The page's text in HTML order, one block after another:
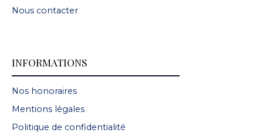
Nous contacter
INFORMATIONS
Nos honoraires
Mentions légales
Politique de confidentialité